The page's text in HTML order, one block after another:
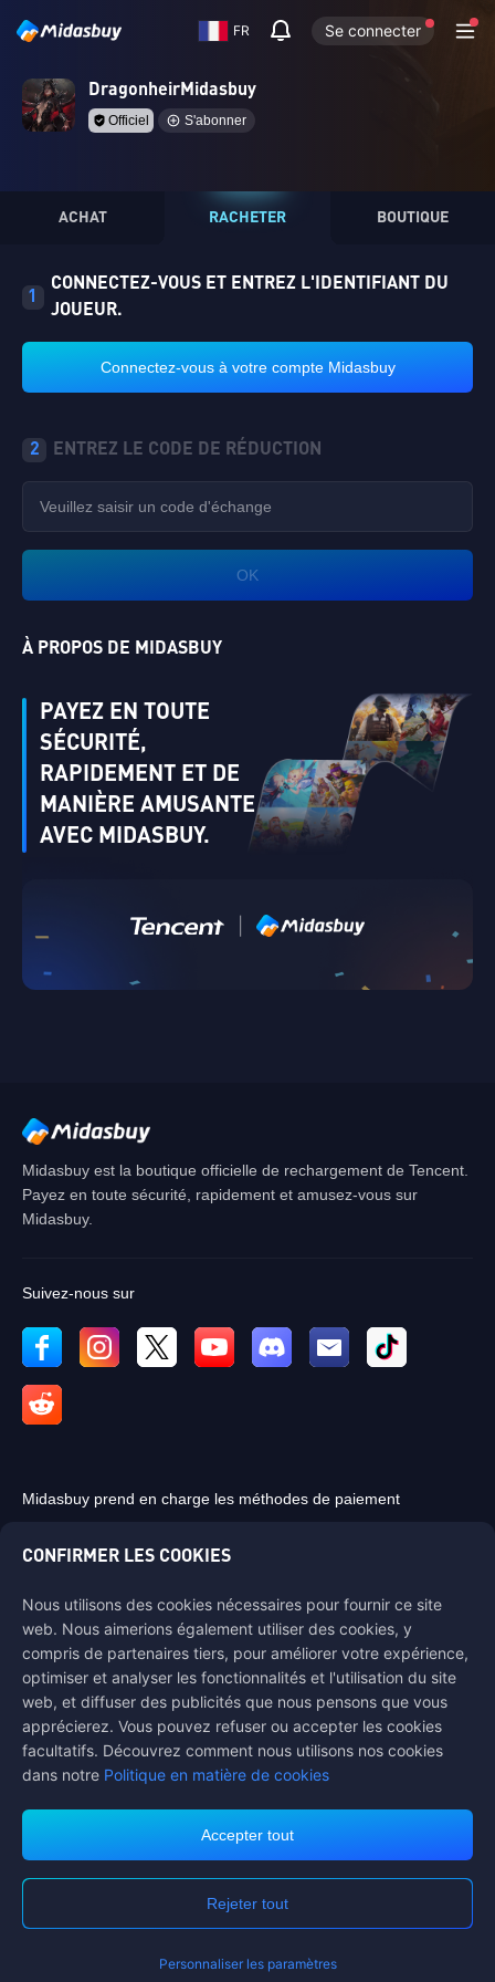
FR Se connecter
DragonheirMidasbuy
Officiel S'abonner
ACHAT RACHETER BOUTIQUE
1
CONNECTEZ-VOUS ET ENTREZ L'IDENTIFIANT DU
JOUEUR.
Connectez-vous à votre compte Midasbuy
2 ENTREZ LE CODE DE RÉDUCTION
OK
À PROPOS DE MIDASBUY
PAYEZ EN TOUTE
SÉCURITÉ,
RAPIDEMENT ET DE
MANIÈRE AMUSANTE
AVEC MIDASBUY.
Midasbuy est la boutique officielle de rechargement de Tencent.
Payez en toute sécurité, rapidement et amusez-vous sur
Midasbuy.
Suivez-nous sur
Midasbuy prend en charge les méthodes de paiement
Contactez-nous
Si vous avez besoin d'aide, veuillez nous contacter en cliquant sur
"Service client" pour entrer en contact avec nous.
Service client
Conditions d'utilisation
Politique de Confidentialité
Politique de Cookies
Préférence pour les cookies
COPYRIGHT © High Morale Developments Limited. TOUS DROITS
CONFIRMER LES COOKIES
Nous utilisons des cookies nécessaires pour fournir ce site
web. Nous aimerions également utiliser des cookies, y
compris de partenaires tiers, pour améliorer votre expérience,
optimiser et analyser les fonctionnalités et l'utilisation du site
web, et diffuser des publicités que nous pensons que vous
apprécierez. Vous pouvez refuser ou accepter les cookies
facultatifs. Découvrez comment nous utilisons nos cookies
dans notre Politique en matière de cookies
Accepter tout
Rejeter tout
Personnaliser les paramètres